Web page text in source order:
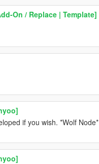
On / Replace | Template]
if you wish. *Wolf Node*